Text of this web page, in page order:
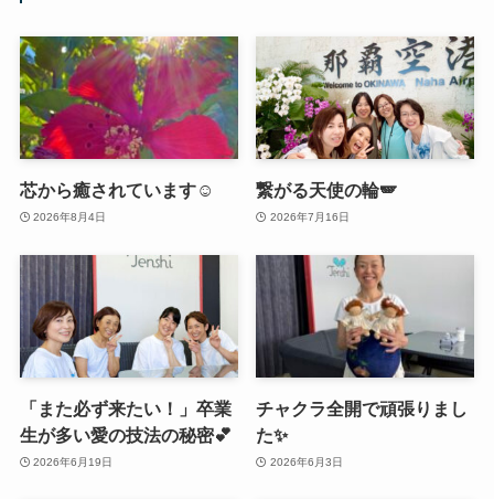
芯から癒されています☺️
2026年8月4日
繋がる天使の輪🪽
2026年7月16日
「また必ず来たい！」卒業
生が多い愛の技法の秘密💕
2026年6月19日
チャクラ全開で頑張りまし
た✨
2026年6月3日